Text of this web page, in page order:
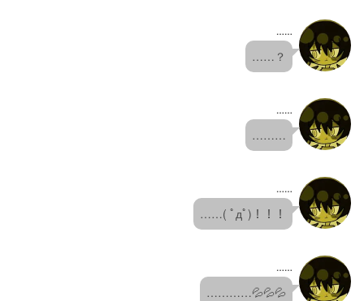
……
……？
……
………
……
……( ﾟдﾟ)！！！
……
…………💦💦💦